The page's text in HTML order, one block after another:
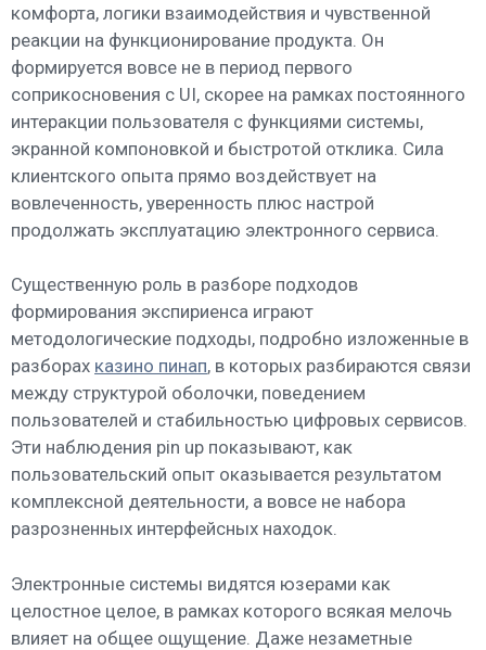
комфорта, логики взаимодействия и чувственной
реакции на функционирование продукта. Он
формируется вовсе не в период первого
соприкосновения с UI, скорее на рамках постоянного
интеракции пользователя с функциями системы,
экранной компоновкой и быстротой отклика. Сила
клиентского опыта прямо воздействует на
вовлеченность, уверенность плюс настрой
продолжать эксплуатацию электронного сервиса.
Существенную роль в разборе подходов
формирования экспириенса играют
методологические подходы, подробно изложенные в
разборах казино пинап, в которых разбираются связи
между структурой оболочки, поведением
пользователей и стабильностью цифровых сервисов.
Эти наблюдения pin up показывают, как
пользовательский опыт оказывается результатом
комплексной деятельности, а вовсе не набора
разрозненных интерфейсных находок.
Электронные системы видятся юзерами как
целостное целое, в рамках которого всякая мелочь
влияет на общее ощущение. Даже незаметные